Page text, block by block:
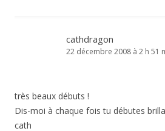
cathdragon
22 décembre 2008 à 2 h 51
très beaux débuts !
Dis-moi à chaque fois tu débutes
cath